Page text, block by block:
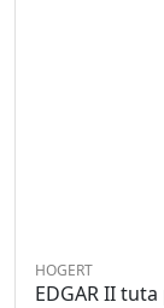
HOGERT
EDGAR II